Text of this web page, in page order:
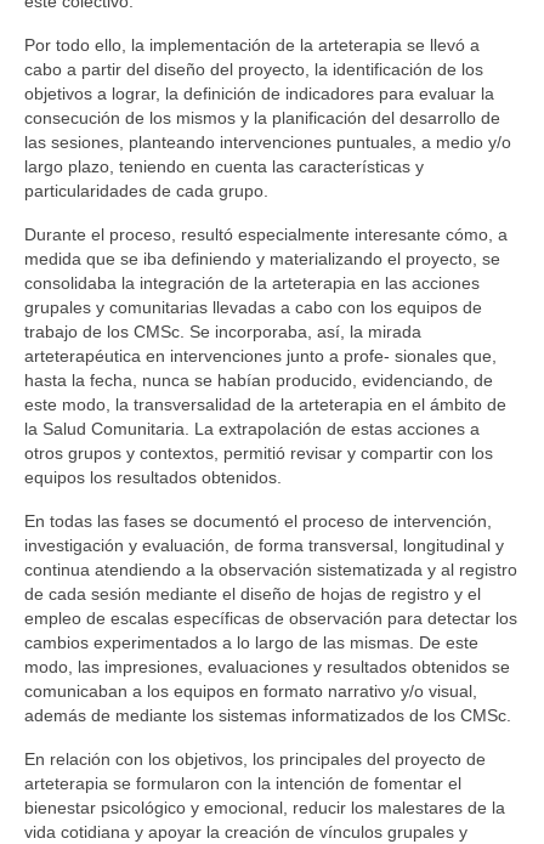
Por todo ello, la implementación de la arteterapia se llevó a
cabo a partir del diseño del proyecto, la identificación de los
objetivos a lograr, la definición de indicadores para evaluar la
consecución de los mismos y la planificación del desarrollo de
las sesiones, planteando intervenciones puntuales, a medio y/o
largo plazo, teniendo en cuenta las características y
particularidades de cada grupo.
Durante el proceso, resultó especialmente interesante cómo, a
medida que se iba definiendo y materializando el proyecto, se
consolidaba la integración de la arteterapia en las acciones
grupales y comunitarias llevadas a cabo con los equipos de
trabajo de los CMSc. Se incorporaba, así, la mirada
arteterapéutica en intervenciones junto a profe- sionales que,
hasta la fecha, nunca se habían producido, evidenciando, de
este modo, la transversalidad de la arteterapia en el ámbito de
la Salud Comunitaria. La extrapolación de estas acciones a
otros grupos y contextos, permitió revisar y compartir con los
equipos los resultados obtenidos.
En todas las fases se documentó el proceso de intervención,
investigación y evaluación, de forma transversal, longitudinal y
continua atendiendo a la observación sistematizada y al registro
de cada sesión mediante el diseño de hojas de registro y el
empleo de escalas específicas de observación para detectar los
cambios experimentados a lo largo de las mismas. De este
modo, las impresiones, evaluaciones y resultados obtenidos se
comunicaban a los equipos en formato narrativo y/o visual,
además de mediante los sistemas informatizados de los CMSc.
En relación con los objetivos, los principales del proyecto de
arteterapia se formularon con la intención de fomentar el
bienestar psicológico y emocional, reducir los malestares de la
vida cotidiana y apoyar la creación de vínculos grupales y